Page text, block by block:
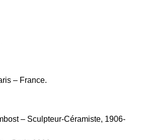
– France.
– Sculpteur-Céramiste, 1906-